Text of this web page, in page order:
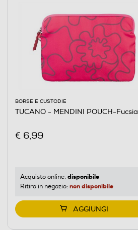
BORSE E CUSTODIE
TUCANO - MENDINI POUCH-Fucsia
€ 6,99
Acquisto online: disponibile
Ritiro in negozio: non disponibile
AGGIUNGI